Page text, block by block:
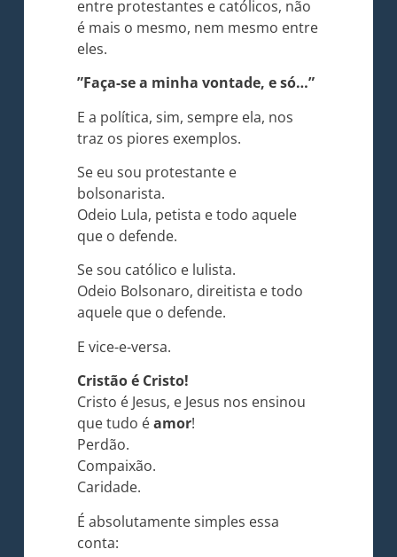
entre protestantes e católicos, não
é mais o mesmo, nem mesmo entre
eles.
”Faça-se a minha vontade, e só…”
E a política, sim, sempre ela, nos
traz os piores exemplos.
Se eu sou protestante e
bolsonarista.
Odeio Lula, petista e todo aquele
que o defende.
Se sou católico e lulista.
Odeio Bolsonaro, direitista e todo
aquele que o defende.
E vice-e-versa.
Cristão é Cristo!
Cristo é Jesus, e Jesus nos ensinou
que tudo éamor!
Perdão.
Compaixão.
Caridade.
É absolutamente simples essa
conta: